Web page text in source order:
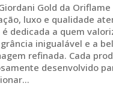
Gold da
luxo e qualidade
é dedicada a quem
inigualável e a
refinada. Cada
desenvolvido